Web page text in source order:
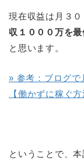
現在収益は月３０
収１０００万を
と思います。
» 参考：ブログで
【働かずに稼ぐ方
ということで、